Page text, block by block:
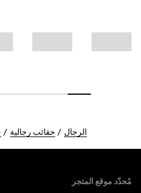
الرجال حقائب رجالية
مُحدّد موقع المتجر